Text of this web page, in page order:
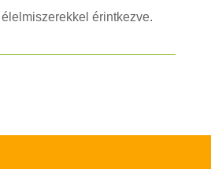
érintkezve.